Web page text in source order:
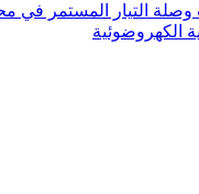
التيار المستمر في
الكهروضوئية